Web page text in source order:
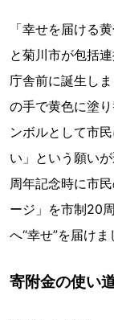
「幸せを届ける
と菊川市が包括
庁舎前に誕生し
の手で黄色に塗
ンボルとして市
い」という願い
周年記念時に市
ージ」を市制20
へ“幸せ”を届けま
寄附金の使い